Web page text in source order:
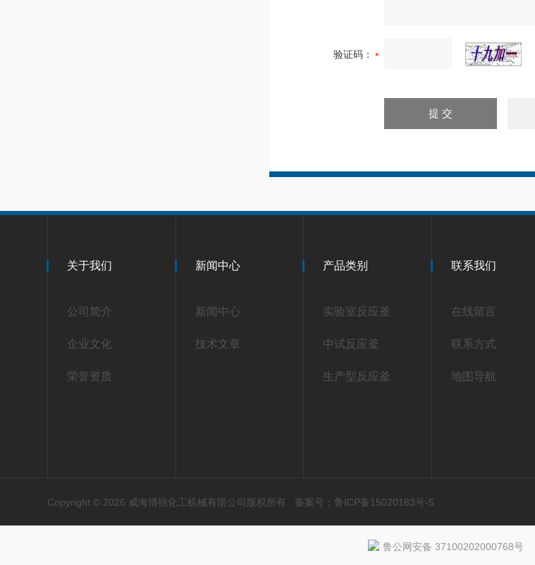
验证码：
关于我们
公司简介
企业文化
荣誉资质
新闻中心
新闻中心
技术文章
产品类别
实验室反应釜
中试反应釜
生产型反应釜
联系我们
在线留言
联系方式
地图导航
Copyright © 2026 威海博锐化工机械有限公司版权所有 备案号：鲁ICP备15020183号-5
鲁公网安备 37100202000768号